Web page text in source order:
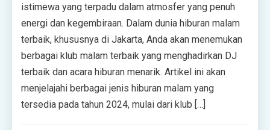
istimewa yang terpadu dalam atmosfer yang penuh
energi dan kegembiraan. Dalam dunia hiburan malam
terbaik, khususnya di Jakarta, Anda akan menemukan
berbagai klub malam terbaik yang menghadirkan DJ
terbaik dan acara hiburan menarik. Artikel ini akan
menjelajahi berbagai jenis hiburan malam yang
tersedia pada tahun 2024, mulai dari klub […]